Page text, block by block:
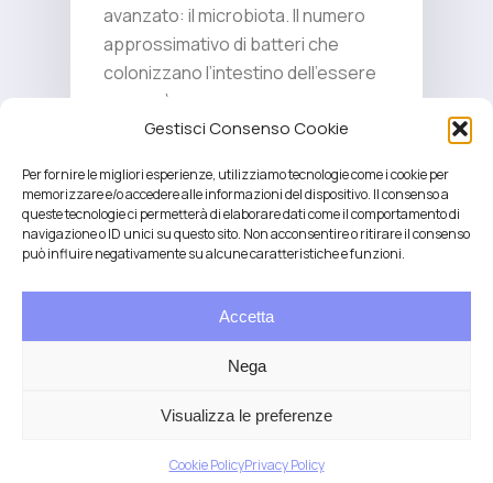
Gestisci Consenso Cookie
Per fornire le migliori esperienze, utilizziamo tecnologie come i cookie per
memorizzare e/o accedere alle informazioni del dispositivo. Il consenso a
queste tecnologie ci permetterà di elaborare dati come il comportamento di
navigazione o ID unici su questo sito. Non acconsentire o ritirare il consenso
può influire negativamente su alcune caratteristiche e funzioni.
Accetta
Nega
Visualizza le preferenze
Cookie PolicyPrivacy Policy
avanzato: il microbiota. Il numero
approssimativo di batteri che
colonizzano l’intestino dell’essere
umano è…
Salute integrativa e Longevità
Mendrisio e Lugano
CHE-187.374.354 |Privacy|Cookie